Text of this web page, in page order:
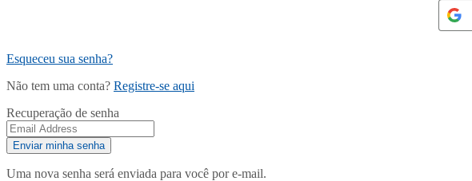
Esqueceu sua senha?
Não tem uma conta? Registre-se aqui
Recuperação de senha
Uma nova senha será enviada para você por e-mail.